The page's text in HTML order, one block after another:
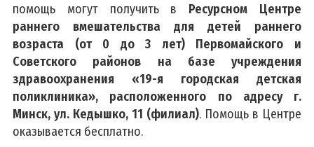
помощь могут получить в Ресурсном Центре
раннего вмешательства для детей раннего
возраста (от 0 до 3 лет) Первомайского и
Советского районов на базе учреждения
здравоохранения «19-я городская детская
поликлиника», расположенного по адресу г.
Минск, ул. Кедышко, 11 (филиал). Помощь в Центре
оказывается бесплатно.